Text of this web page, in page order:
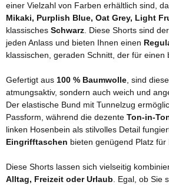
einer Vielzahl von Farben erhältlich sind,
Mikaki, Purplish Blue, Oat Grey, Light
klassisches Schwarz . Diese Shorts sind
jeden Anlass und bieten Ihnen einen
klassischen, geraden Schnitt, der für einen
Gefertigt aus 100 % Baumwolle , sind
atmungsaktiv, sondern auch weich und
Der elastische Bund mit Tunnelzug
Passform, während die dezente Ton-in-
linken Hosenbein als stilvolles Detail
Eingrifftaschen bieten genügend Platz für
Diese Shorts lassen sich vielseitig
Alltag, Freizeit oder Urlaub . Egal, ob Sie